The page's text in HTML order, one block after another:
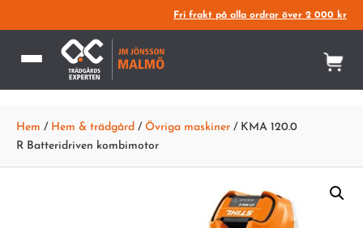
Fri frakt på alla ordrar över 2 000 kr
Hem / Hem & trädgård / Övriga maskiner / KMA 120.0
R Batteridriven kombimotor